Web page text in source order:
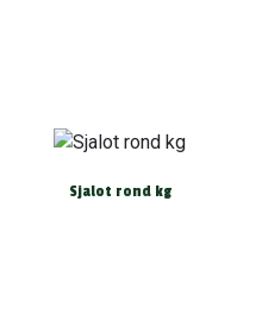
Sjalot rond kg